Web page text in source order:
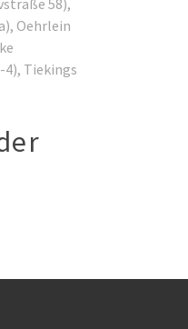
58),
Oehrlein
Tiekings